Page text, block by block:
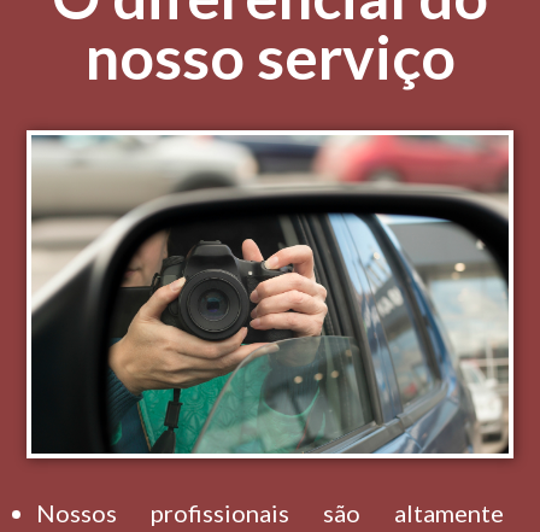
nosso serviço
Nossos profissionais são altamente